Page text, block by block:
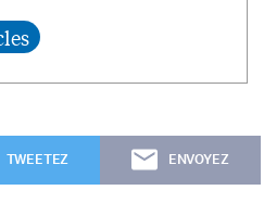
TWEETEZ ENVOYEZ